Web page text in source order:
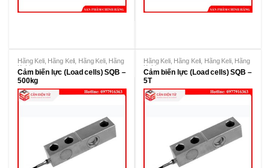
Hãng Keli, Hãng Keli Hãng Keli, Hãng
KeLi
Cảm biến lực (Load cells) SQB –
500kg
Hãng Keli, Hãng Keli Hãng Keli, Hãng
KeLi
Cảm biến lực (Load cells) SQB –
5T